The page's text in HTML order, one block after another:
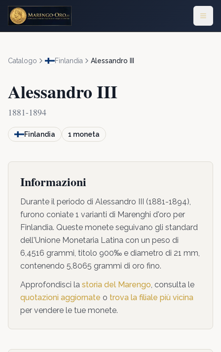
Catalogo Finlandia Alessandro III
Alessandro III
1881-1894
Finlandia 1 moneta
Informazioni
Durante il periodo di Alessandro III (1881-1894),
furono coniate 1 varianti di Marenghi d'oro per
Finlandia. Queste monete seguivano gli standard
dell'Unione Monetaria Latina con un peso di
6,4516 grammi, titolo 900‰ e diametro di 21 mm,
contenendo 5,8065 grammi di oro fino.
Approfondisci la storia del Marengo, consulta le
quotazioni aggiornate o trova la filiale più vicina
per vendere le tue monete.